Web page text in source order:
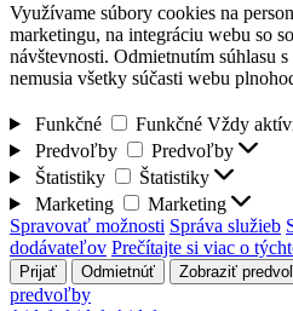
Využívame súbory cookies na
marketingu, na integráciu webu so
návštevnosti. Odmietnutím súhlasu
nemusia všetky súčasti webu
Funkčné Funkčné Vždy
Predvoľby
Predvoľby
Štatistiky
Štatistiky
Marketing
Marketing
Spravovať možnosti Správa služieb
dodávateľov Prečítajte si viac o
Prijať Odmietnúť Zobraziť
predvoľby